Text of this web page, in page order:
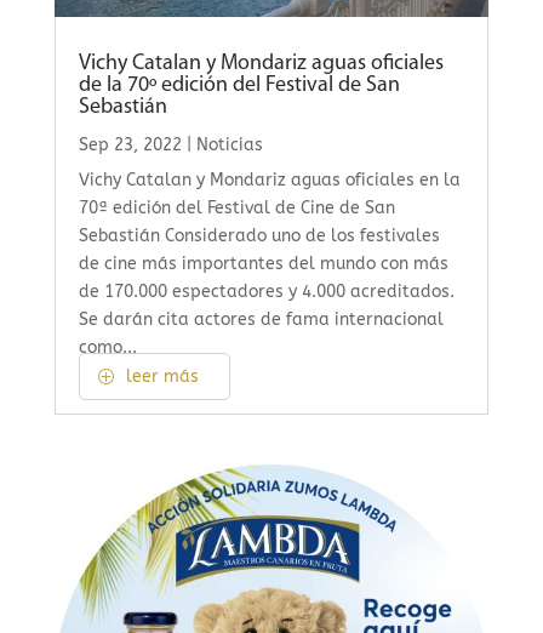
Vichy Catalan y Mondariz aguas oficiales
de la 70º edición del Festival de San
Sebastián
Sep 23, 2022
Noticias
Vichy Catalan y Mondariz aguas oficiales en la
70ª edición del Festival de Cine de San
Sebastián Considerado uno de los festivales
de cine más importantes del mundo con más
de 170.000 espectadores y 4.000 acreditados.
Se darán cita actores de fama internacional
como...
leer más